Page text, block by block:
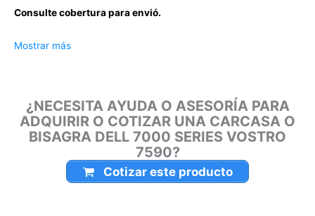
Manizales, Florencia, Yopal, Popayán, Valledupar, Quibdó,
Armenia, Pereira, San Andrés, Bucaramanga, Sincelejo,
Ibagué, Cali, Mitú, Puerto Carreño.
¿NECESITA AYUDA O ASESORÍA PARA
ADQUIRIR O COTIZAR UNA CARCASA O
BISAGRA DELL 7000 SERIES VOSTRO
7590?
Cotizar este producto